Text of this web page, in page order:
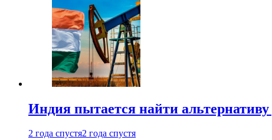
Индия пытается найти
2 года спустя2 года спустя